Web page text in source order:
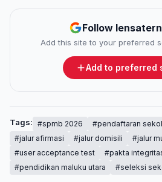
Follow
Add this site to your preferred
Add to preferred
Tags: #spmb 2026 #pendaftaran
#jalur afirmasi
#jalur domisili
#jalur
#user acceptance test
#pakta
#pendidikan maluku utara
#seleksi